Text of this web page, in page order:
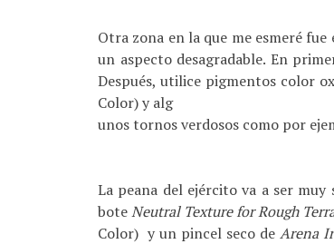
Otra zona en la que me esmeré
un aspecto desagradable. En
Después, utilice pigmentos color
Color) y alg
unos tornos verdosos como por
La peana del ejército va a ser
boteNeutral Texture for Rough
Color) y un pincel seco de Arena